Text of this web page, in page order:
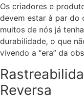
Os criadores e
devem estar à par do
muitos de nós já
durabilidade, o que
vivendo a “era” da
Reversa